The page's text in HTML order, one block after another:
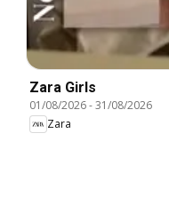
Zara Girls
01/08/2026-31/08/2026
Zara